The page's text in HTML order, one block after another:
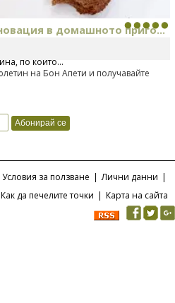
в домашното приго...
предлагането на изцяло нов
по който...
на Бон Апети и получавайте
Условия за ползване | Лични данни |
Как да печелите точки | Карта на сайта